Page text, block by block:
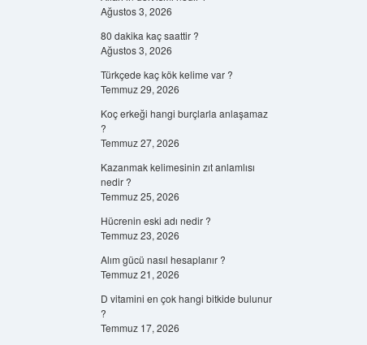
Ağustos 3, 2026
80 dakika kaç saattir ?
Ağustos 3, 2026
Türkçede kaç kök kelime var ?
Temmuz 29, 2026
Koç erkeği hangi burçlarla anlaşamaz
?
Temmuz 27, 2026
Kazanmak kelimesinin zıt anlamlısı
nedir ?
Temmuz 25, 2026
Hücrenin eski adı nedir ?
Temmuz 23, 2026
Alım gücü nasıl hesaplanır ?
Temmuz 21, 2026
D vitamini en çok hangi bitkide bulunur
?
Temmuz 17, 2026